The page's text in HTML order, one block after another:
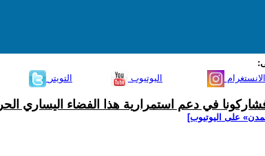
التويتر اليوتيوب الانستغرام
في دعم استمرارية هذا الفضاء اليساري الحر
على اليوتيوب]